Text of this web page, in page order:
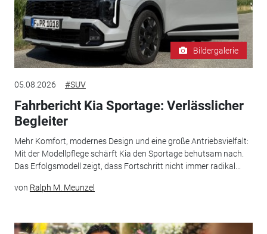
Bildergalerie
05.08.2026 #SUV
Fahrbericht Kia Sportage: Verlässlicher
Begleiter
Mehr Komfort, modernes Design und eine große Antriebsvielfalt:
Mit der Modellpflege schärft Kia den Sportage behutsam nach.
Das Erfolgsmodell zeigt, dass Fortschritt nicht immer radikal...
von Ralph M. Meunzel